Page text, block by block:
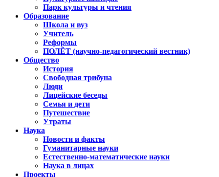
Парк культуры и чтения
Образование
Школа и вуз
Учитель
Реформы
ПОЛЁТ (научно-педагогический вестник)
Общество
История
Свободная трибуна
Люди
Лицейские беседы
Семья и дети
Путешествие
Утраты
Наука
Новости и факты
Гуманитарные науки
Естественно-математические науки
Наука в лицах
Проекты